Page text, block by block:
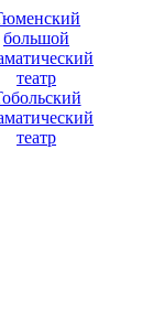
большой
театр
театр